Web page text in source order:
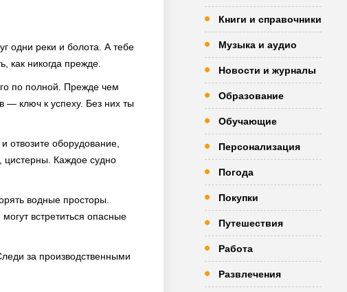
одни реки и болота. А тебе
как никогда прежде.
по полной. Прежде чем
— ключ к успеху. Без них ты
отвозите оборудование,
цистерны. Каждое судно
водные просторы.
встретиться опасные
за производственными
Книги и справочники
Музыка и аудио
Новости и журналы
Образование
Обучающие
Персонализация
Погода
Покупки
Путешествия
Работа
Развлечения